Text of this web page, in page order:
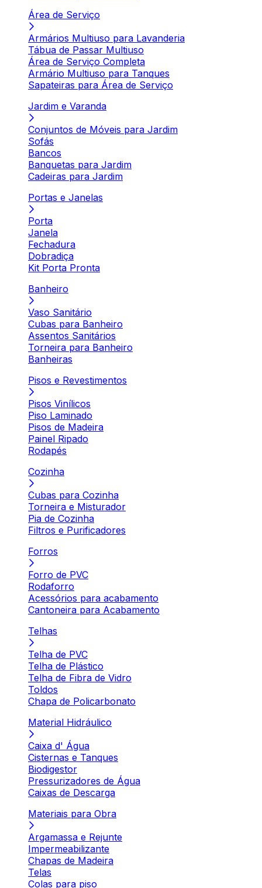
Área de Serviço
Armários Multiuso para Lavanderia
Tábua de Passar Multiuso
Área de Serviço Completa
Armário Multiuso para Tanques
Sapateiras para Área de Serviço
Jardim e Varanda
Conjuntos de Móveis para Jardim
Sofás
Bancos
Banquetas para Jardim
Cadeiras para Jardim
Portas e Janelas
Porta
Janela
Fechadura
Dobradiça
Kit Porta Pronta
Banheiro
Vaso Sanitário
Cubas para Banheiro
Assentos Sanitários
Torneira para Banheiro
Banheiras
Pisos e Revestimentos
Pisos Vinílicos
Piso Laminado
Pisos de Madeira
Painel Ripado
Rodapés
Cozinha
Cubas para Cozinha
Torneira e Misturador
Pia de Cozinha
Filtros e Purificadores
Forros
Forro de PVC
Rodaforro
Acessórios para acabamento
Cantoneira para Acabamento
Telhas
Telha de PVC
Telha de Plástico
Telha de Fibra de Vidro
Toldos
Chapa de Policarbonato
Material Hidráulico
Caixa d' Água
Cisternas e Tanques
Biodigestor
Pressurizadores de Água
Caixas de Descarga
Materiais para Obra
Argamassa e Rejunte
Impermeabilizante
Chapas de Madeira
Telas
Colas para piso